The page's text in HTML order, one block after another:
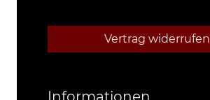
Vertrag widerrufen
Informationen